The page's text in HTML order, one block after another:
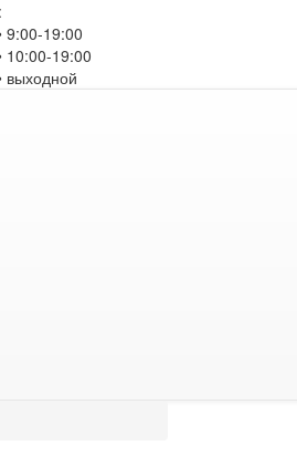
9:00-19:00
10:00-19:00
выходной